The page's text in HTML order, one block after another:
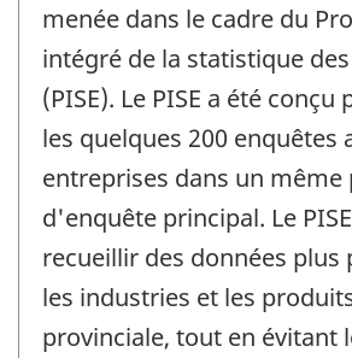
menée dans le cadre du
intégré de la statistique
(PISE). Le PISE a été
les quelques 200 enquêtes
entreprises dans un
d'enquête principal. Le
recueillir des données plus
les industries et les
provinciale, tout en évitant